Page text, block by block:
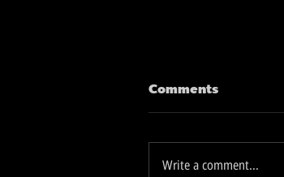
Comments
Write a comment...